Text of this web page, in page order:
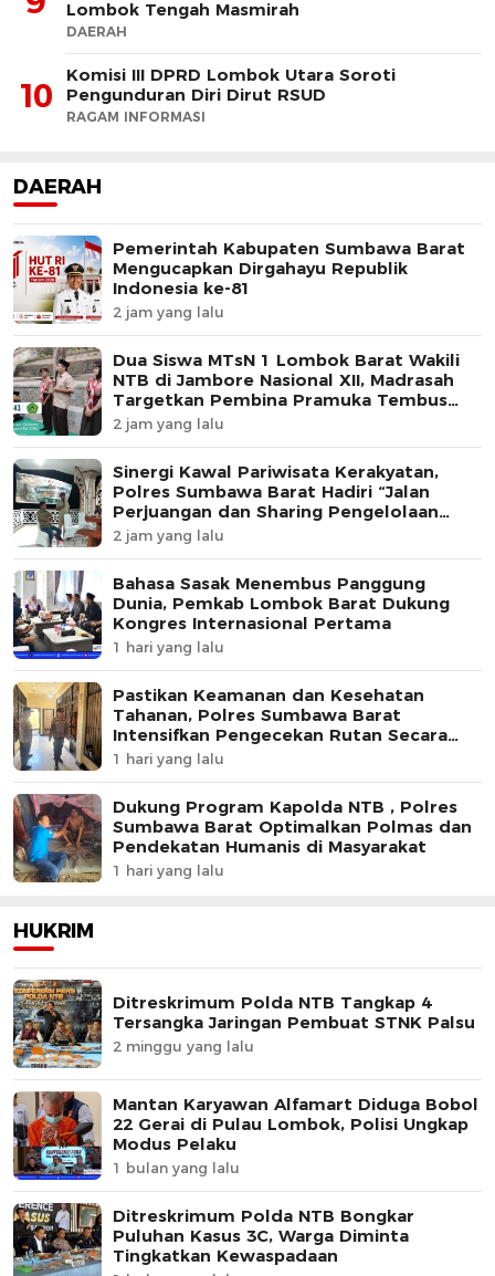
Lombok Tengah Masmirah
DAERAH
10
Komisi III DPRD Lombok Utara Soroti
Pengunduran Diri Dirut RSUD
RAGAM INFORMASI
DAERAH
Pemerintah Kabupaten Sumbawa Barat
Mengucapkan Dirgahayu Republik
Indonesia ke-81
2 jam yang lalu
Dua Siswa MTsN 1 Lombok Barat Wakili
NTB di Jambore Nasional XII, Madrasah
Targetkan Pembina Pramuka Tembus
Tingkat Nasional
2 jam yang lalu
Sinergi Kawal Pariwisata Kerakyatan,
Polres Sumbawa Barat Hadiri “Jalan
Perjuangan dan Sharing Pengelolaan
Pariwisata Bendungan Tiu Suntuk”
2 jam yang lalu
Bahasa Sasak Menembus Panggung
Dunia, Pemkab Lombok Barat Dukung
Kongres Internasional Pertama
1 hari yang lalu
Pastikan Keamanan dan Kesehatan
Tahanan, Polres Sumbawa Barat
Intensifkan Pengecekan Rutan Secara
Berkala
1 hari yang lalu
Dukung Program Kapolda NTB , Polres
Sumbawa Barat Optimalkan Polmas dan
Pendekatan Humanis di Masyarakat
1 hari yang lalu
HUKRIM
Ditreskrimum Polda NTB Tangkap 4
Tersangka Jaringan Pembuat STNK Palsu
2 minggu yang lalu
Mantan Karyawan Alfamart Diduga Bobol
22 Gerai di Pulau Lombok, Polisi Ungkap
Modus Pelaku
1 bulan yang lalu
Ditreskrimum Polda NTB Bongkar
Puluhan Kasus 3C, Warga Diminta
Tingkatkan Kewaspadaan